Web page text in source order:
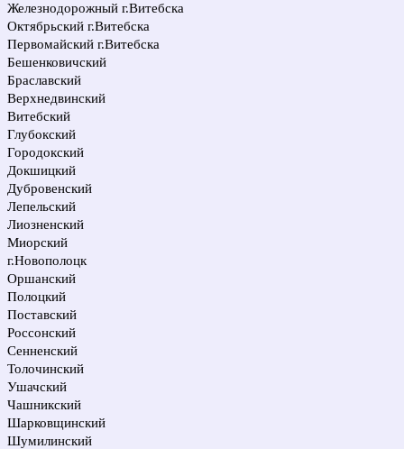
Железнодорожный г.Витебска
Октябрьский г.Витебска
Первомайский г.Витебска
Бешенковичский
Браславский
Верхнедвинский
Витебский
Глубокский
Городокский
Докшицкий
Дубровенский
Лепельский
Лиозненский
Миорский
г.Новополоцк
Оршанский
Полоцкий
Поставский
Россонский
Сенненский
Толочинский
Ушачский
Чашникский
Шарковщинский
Шумилинский